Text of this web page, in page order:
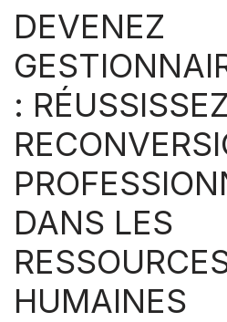
DEVENEZ
:
DANS LES
HUMAINES